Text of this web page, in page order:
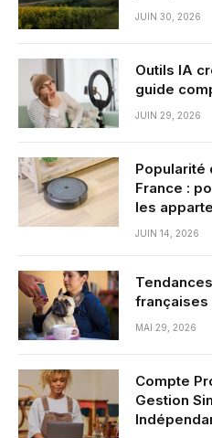
JUIN 30, 2026
Outils IA
guide
JUIN 29, 2026
Popularité
France :
les
JUIN 14, 2026
françaises
MAI 29, 2026
Compte
Gestion